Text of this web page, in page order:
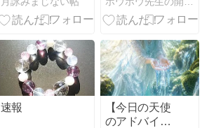
る方法まとめ
速報
【今日の天使
のアドバイ